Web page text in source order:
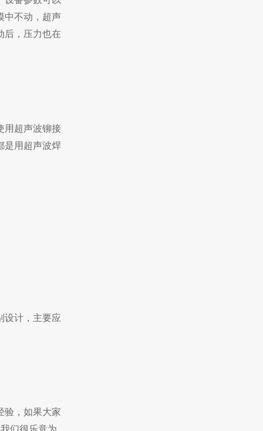
中不动，超声
后，压力也在
用超声波铆接
是用超声波焊
设计，主要应
验，如果大家
们很乐意为